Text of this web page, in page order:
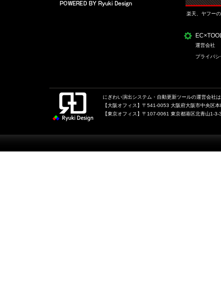
楽天、ヤフー
運営会社
プライバ
にぎわい演出システム・自動更新ツールの運営会
【大阪オフィス】〒541-0053 大阪府大阪市中央区
【東京オフィス】〒107-0061 東京都港区北青山1-